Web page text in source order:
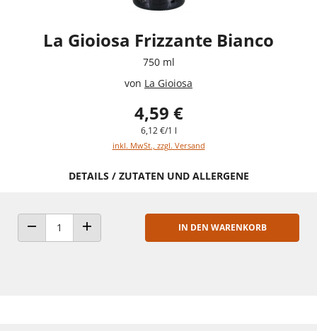
La Gioiosa Frizzante Bianco
750 ml
von La Gioiosa
4,59 €
6,12 €/1 l
inkl. MwSt., zzgl. Versand
DETAILS / ZUTATEN UND ALLERGENE
ANZAHL VERRINGERNANZAHL ERHÖHEN
IN DEN WARENKORB